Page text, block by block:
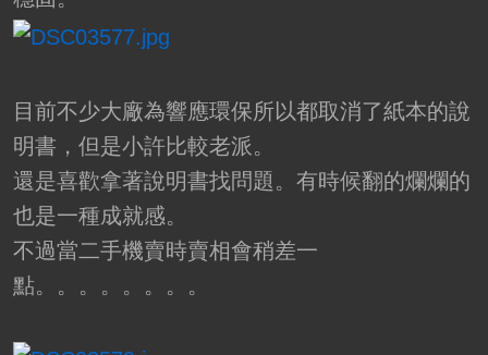
目前不少大廠為響應環保所以都取消了紙本的說
明書，但是小許比較老派。
還是喜歡拿著說明書找問題。有時候翻的爛爛的
也是一種成就感。
不過當二手機賣時賣相會稍差一
點。。。。。。。。